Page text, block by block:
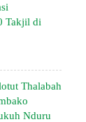
Takjil di
Thalabah
Nduru